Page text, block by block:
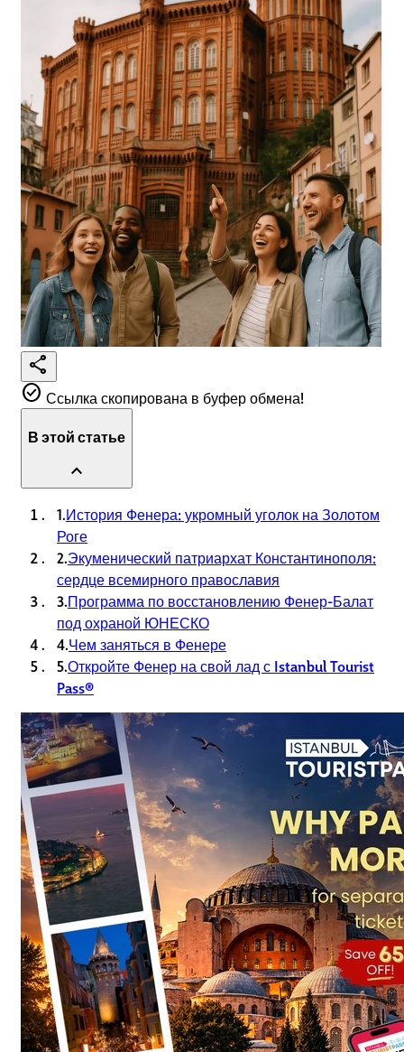
share
check_circle Ссылка скопирована в буфер обмена!
В этой статье
expand_less
1.История Фенера: укромный уголок на Золотом
Роге
2.Экуменический патриархат Константинополя:
сердце всемирного православия
3.Программа по восстановлению Фенер-Балат
под охраной ЮНЕСКО
4.Чем заняться в Фенере
5.Откройте Фенер на свой лад с Istanbul Tourist
Pass®